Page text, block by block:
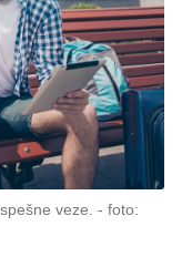
veze.
foto: